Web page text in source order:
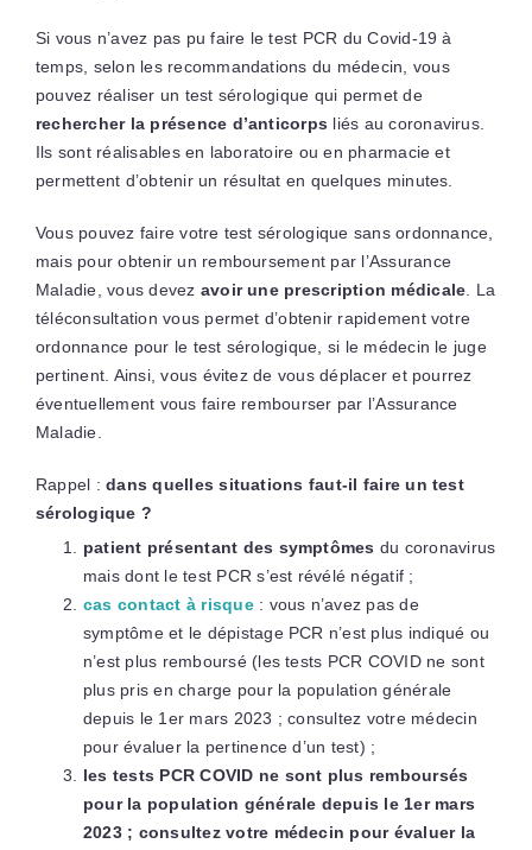
Si vous n’avez pas pu faire le test PCR du Covid-19 à
temps, selon les recommandations du médecin, vous
pouvez réaliser un test sérologique qui permet de
rechercher la présence d’anticorps liés au coronavirus.
Ils sont réalisables en laboratoire ou en pharmacie et
permettent d’obtenir un résultat en quelques minutes.
Vous pouvez faire votre test sérologique sans ordonnance,
mais pour obtenir un remboursement par l’Assurance
Maladie, vous devez avoir une prescription médicale . La
téléconsultation vous permet d’obtenir rapidement votre
ordonnance pour le test sérologique, si le médecin le juge
pertinent. Ainsi, vous évitez de vous déplacer et pourrez
éventuellement vous faire rembourser par l’Assurance
Maladie.
Rappel :dans quelles situations faut-il faire un test
sérologique ?
patient présentant des symptômes du coronavirus
mais dont le test PCR s’est révélé négatif ;
cas contact à risque : vous n’avez pas de
symptôme et le dépistage PCR n’est plus indiqué ou
n’est plus remboursé (les tests PCR COVID ne sont
plus pris en charge pour la population générale
depuis le 1er mars 2023 ; consultez votre médecin
pour évaluer la pertinence d’un test) ;
les tests PCR COVID ne sont plus remboursés
pour la population générale depuis le 1er mars
2023 ; consultez votre médecin pour évaluer la